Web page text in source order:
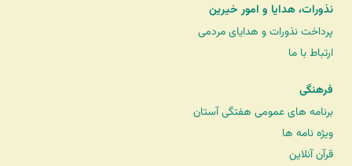
نذورات، هدایا و امور خیرین
پرداخت نذورات و هدایای مردمی
ارتباط با ما
فرهنگی
برنامه های عمومی هفتگی آستان
ویژه نامه ها
قرآن آنلاین